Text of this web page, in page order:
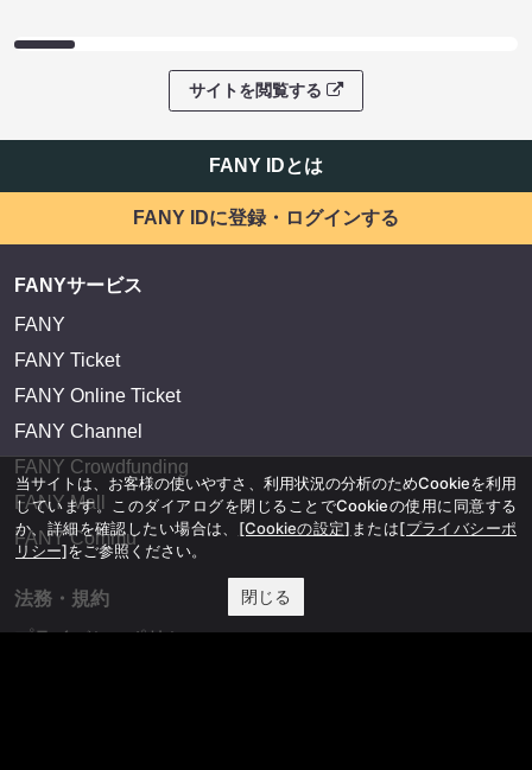
サイトを閲覧する
FANY IDとは
FANY IDに登録・ログインする
FANYサービス
FANY
FANY Ticket
FANY Online Ticket
FANY Channel
FANY Crowdfunding
FANY Mall
FANY Commu
法務・規約
プライバシーポリシー
当サイトは、お客様の使いやすさ、利用状況の分析のためCookieを利用
しています。このダイアログを閉じることでCookieの使用に同意する
か、詳細を確認したい場合は、 [Cookieの設定] または[プライバシーポ
リシー]をご参照ください。
閉じる